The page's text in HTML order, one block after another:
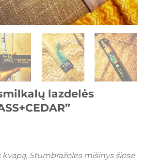
lazdelės
kvapą, Stumbražolės mišinys šiose